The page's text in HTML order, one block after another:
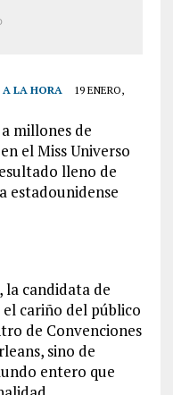
A LA HORA
19 ENERO,
millones de
el Miss Universo
lleno de
estadounidense
candidata de
el cariño del público
de Convenciones
sino de
entero que